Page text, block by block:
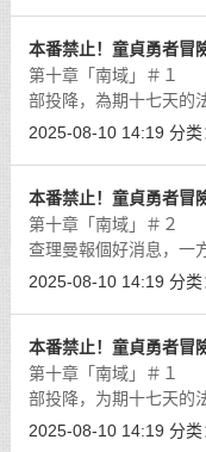
本番禁止！童貞勇者冒
第十章「南域」＃１
部投降，為期十七天的
桑莫王國的旗幟。[详细]
2025-08-10 14:19 分类
本番禁止！童貞勇者冒
第十章「南域」＃２
查理曼報個好消息，一
這變態大叔復國後懶叫
2025-08-10 14:19 分类
本番禁止！童貞勇者冒
第十章「南域」＃１
部投降，为期十七天的
桑莫王国的旗帜。[详细]
2025-08-10 14:19 分类